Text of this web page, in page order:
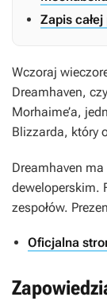
Zapis
Wczoraj
Dreamhaven,
Morhaime’a,
Blizzarda, który
Dreamhaven
deweloperskim.
zespołów.
Oficjalna